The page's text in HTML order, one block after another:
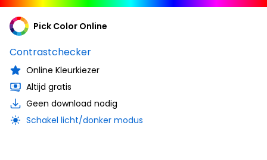
Pick Color Online
Contrastchecker
Online Kleurkiezer
Altijd gratis
Geen download nodig
Schakel licht/donker modus